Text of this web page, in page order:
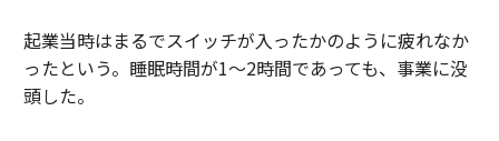
起業当時はまるでスイッチが入ったかのように疲れなか
ったという。睡眠時間が1〜2時間であっても、事業に没
頭した。